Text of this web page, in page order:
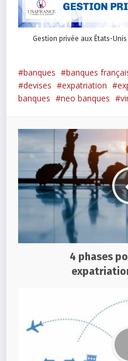
Gestion privée aux États-
banques banques
devises
expatriation
banques
neo banques
4 phases